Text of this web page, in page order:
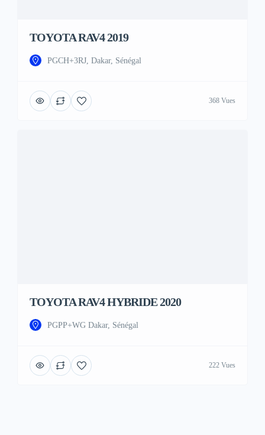
TOYOTA RAV4 2019
PGCH+3RJ, Dakar, Sénégal
368 Vues
TOYOTA RAV4 HYBRIDE 2020
PGPP+WG Dakar, Sénégal
222 Vues